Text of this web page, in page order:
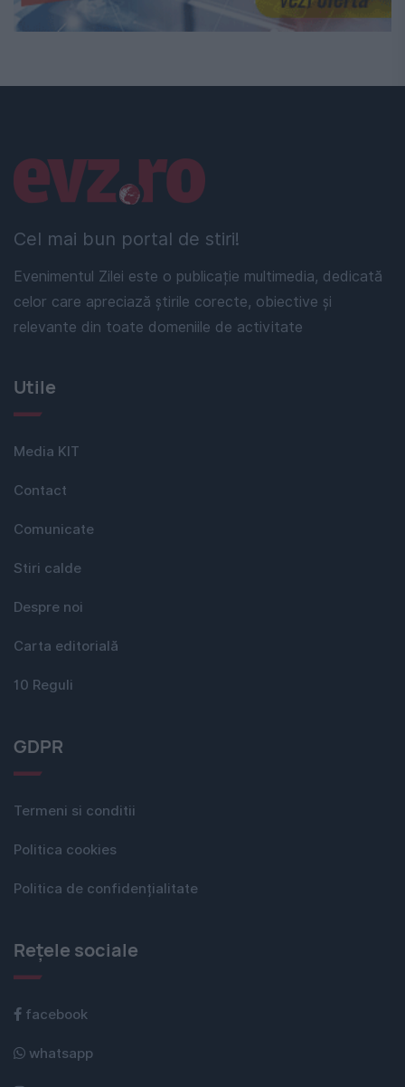
Cel mai bun portal de stiri!
Evenimentul Zilei este o publicație multimedia, dedicată
celor care apreciază știrile corecte, obiective și
relevante din toate domeniile de activitate
Linkuri utile
Utile
Media KIT
Contact
Comunicate
Stiri calde
Despre noi
Carta editorială
10 Reguli
GDPR
Termeni si conditii
Politica cookies
Politica de confidențialitate
Rețele sociale
facebook
whatsapp